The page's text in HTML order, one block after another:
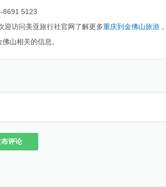
8691 5123
迎访问美亚旅行社官网了解更多重庆到金佛山旅游 ，
佛山相关的信息。
布评论